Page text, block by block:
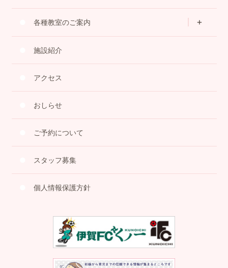
各種教室のご案内
施設紹介
アクセス
おしらせ
ご予約について
スタッフ募集
個人情報保護方針